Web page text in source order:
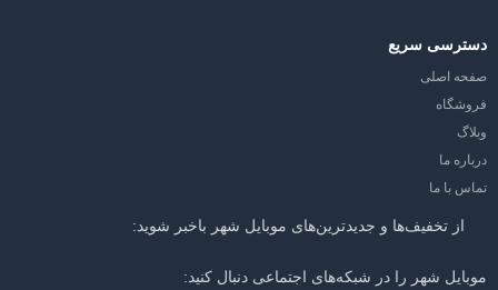
دسترسی سریع
صفحه اصلی
فروشگاه
وبلاگ
درباره ما
تماس با ما
از تخفیف‌ها و جدیدترین‌های موبایل شهر باخبر شوید:
موبایل شهر را در شبکه‌های اجتماعی دنبال کنید: